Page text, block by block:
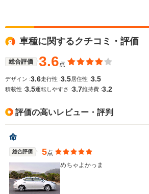
車種に関するクチコミ・評価
総合評価 3.6 点
デザイン :3.6走行性 :3.5居住性 :3.5
積載性 :3.5運転しやすさ :3.7維持費 :3.2
評価の高いレビュー・評判
命
総合評価 5点
めちゃよかっま